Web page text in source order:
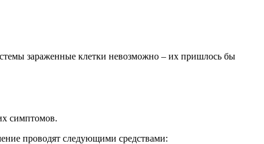
зараженные клетки невозможно – их пришлось бы
симптомов.
проводят следующими средствами: